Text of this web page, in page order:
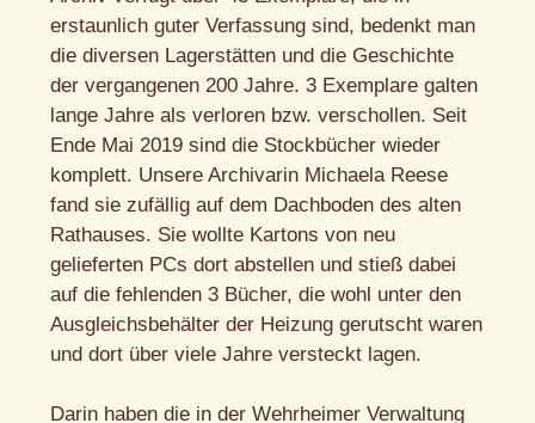
erstaunlich guter Verfassung sind, bedenkt man
die diversen Lagerstätten und die Geschichte
der vergangenen 200 Jahre. 3 Exemplare galten
lange Jahre als verloren bzw. verschollen. Seit
Ende Mai 2019 sind die Stockbücher wieder
komplett. Unsere Archivarin Michaela Reese
fand sie zufällig auf dem Dachboden des alten
Rathauses. Sie wollte Kartons von neu
gelieferten PCs dort abstellen und stieß dabei
auf die fehlenden 3 Bücher, die wohl unter den
Ausgleichsbehälter der Heizung gerutscht waren
und dort über viele Jahre versteckt lagen.
Darin haben die in der Wehrheimer Verwaltung